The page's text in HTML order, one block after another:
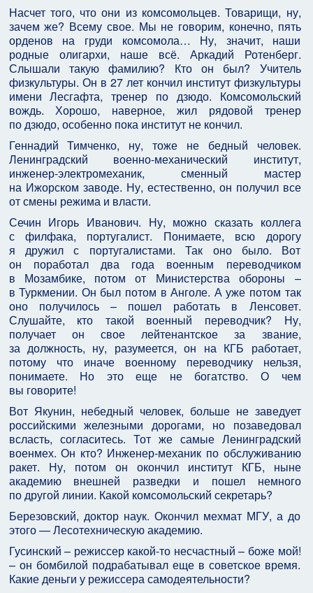
Насчет того, что они из комсомольцев. Товарищи, ну,
зачем же? Всему свое. Мы не говорим, конечно, пять
орденов на груди комсомола… Ну, значит, наши
родные олигархи, наше всё. Аркадий Ротенберг.
Слышали такую фамилию? Кто он был? Учитель
физкультуры. Он в 27 лет кончил институт физкультуры
имени Лесгафта, тренер по дзюдо. Комсомольский
вождь. Хорошо, наверное, жил рядовой тренер
по дзюдо, особенно пока институт не кончил.
Геннадий Тимченко, ну, тоже не бедный человек.
Ленинградский военно-механический институт,
инженер-электромеханик, сменный мастер
на Ижорском заводе. Ну, естественно, он получил все
от смены режима и власти.
Сечин Игорь Иванович. Ну, можно сказать коллега
с филфака, португалист. Понимаете, всю дорогу
я дружил с португалистами. Так оно было. Вот
он поработал два года военным переводчиком
в Мозамбике, потом от Министерства обороны –
в Туркмении. Он был потом в Анголе. А уже потом так
оно получилось – пошел работать в Ленсовет.
Слушайте, кто такой военный переводчик? Ну,
получает он свое лейтенантское за звание,
за должность, ну, разумеется, он на КГБ работает,
потому что иначе военному переводчику нельзя,
понимаете. Но это еще не богатство. О чем
вы говорите!
Вот Якунин, небедный человек, больше не заведует
российскими железными дорогами, но позаведовал
всласть, согласитесь. Тот же самые Ленинградский
военмех. Он кто? Инженер-механик по обслуживанию
ракет. Ну, потом он окончил институт КГБ, ныне
академию внешней разведки и пошел немного
по другой линии. Какой комсомольский секретарь?
Березовский, доктор наук. Окончил мехмат МГУ, а до
этого — Лесотехническую академию.
Гусинский – режиссер какой-то несчастный – боже мой!
– он бомбилой подрабатывал еще в советское время.
Какие деньги у режиссера самодеятельности?